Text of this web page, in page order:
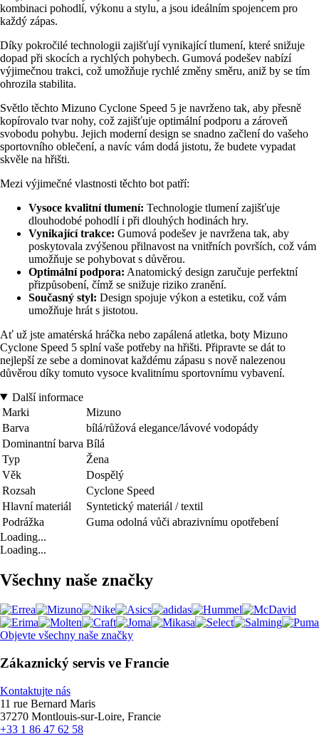
kombinaci pohodlí, výkonu a stylu, a jsou ideálním spojencem pro
každý zápas.
Díky pokročilé technologii zajišťují vynikající tlumení, které snižuje
dopad při skocích a rychlých pohybech. Gumová podešev nabízí
výjimečnou trakci, což umožňuje rychlé změny směru, aniž by se tím
ohrozila stabilita.
Světlo těchto Mizuno Cyclone Speed 5 je navrženo tak, aby přesně
kopírovalo tvar nohy, což zajišťuje optimální podporu a zároveň
svobodu pohybu. Jejich moderní design se snadno začlení do vašeho
sportovního oblečení, a navíc vám dodá jistotu, že budete vypadat
skvěle na hřišti.
Mezi výjimečné vlastnosti těchto bot patří:
Vysoce kvalitní tlumení: Technologie tlumení zajišťuje
dlouhodobé pohodlí i při dlouhých hodinách hry.
Vynikající trakce: Gumová podešev je navržena tak, aby
poskytovala zvýšenou přilnavost na vnitřních površích, což vám
umožňuje se pohybovat s důvěrou.
Optimální podpora: Anatomický design zaručuje perfektní
přizpůsobení, čímž se snižuje riziko zranění.
Současný styl: Design spojuje výkon a estetiku, což vám
umožňuje hrát s jistotou.
Ať už jste amatérská hráčka nebo zapálená atletka, boty Mizuno
Cyclone Speed 5 splní vaše potřeby na hřišti. Připravte se dát to
nejlepší ze sebe a dominovat každému zápasu s nově nalezenou
důvěrou díky tomuto vysoce kvalitnímu sportovnímu vybavení.
Další informace
Marki
Mizuno
Barva
bílá/růžová elegance/lávové vodopády
Dominantní barva Bílá
Typ
Žena
Věk
Dospělý
Rozsah
Cyclone Speed
Hlavní materiál
Syntetický materiál / textil
Podrážka
Guma odolná vůči abrazivnímu opotřebení
Loading...
Loading...
Všechny naše značky
Objevte všechny naše značky
Zákaznický servis ve Francie
Kontaktujte nás
11 rue Bernard Maris
37270 Montlouis-sur-Loire, Francie
+33 1 86 47 62 58